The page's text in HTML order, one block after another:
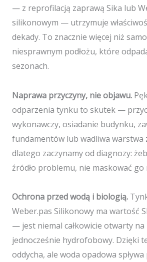
— z reprofilacją zaprawą Sika lub
silikonowym — utrzymuje
dekady. To znacznie więcej niż
niesprawnym podłożu, które
sezonach.
Naprawa przyczyny, nie objawu.
odparzenia tynku to skutek —
wykonawczy, osiadanie budynku,
fundamentów lub wadliwa warstwa
dlatego zaczynamy od diagnozy:
źródło problemu, nie maskować
Ochrona przed wodą i biologią.
Weber.pas Silikonowy ma wartość
— jest niemal całkowicie otwarty na
jednocześnie hydrofobowy. Dzięki
oddycha, ale woda opadowa